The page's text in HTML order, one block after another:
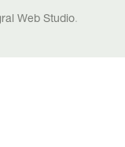
Web Studio.